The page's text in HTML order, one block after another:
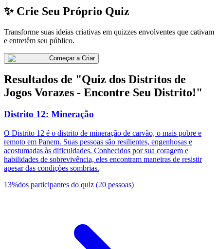
✨ Crie Seu Próprio Quiz
Transforme suas ideias criativas em quizzes envolventes que cativam
e entretêm seu público.
Começar a Criar
Resultados de "Quiz dos Distritos de
Jogos Vorazes - Encontre Seu Distrito!"
Distrito 12: Mineração
O Distrito 12 é o distrito de mineração de carvão, o mais pobre e
remoto em Panem. Suas pessoas são resilientes, engenhosas e
acostumadas às dificuldades. Conhecidos por sua coragem e
habilidades de sobrevivência, eles encontram maneiras de resistir
apesar das condições sombrias.
13%dos participantes do quiz (20 pessoas)